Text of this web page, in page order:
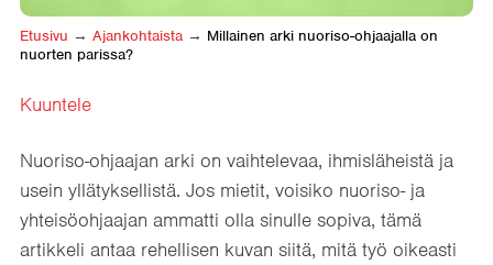
Etusivu → Ajankohtaista → Millainen arki nuoriso-ohjaajalla on
nuorten parissa?
Kuuntele
Nuoriso-ohjaajan arki on vaihtelevaa, ihmisläheistä ja
usein yllätyksellistä. Jos mietit, voisiko nuoriso- ja
yhteisöohjaajan ammatti olla sinulle sopiva, tämä
artikkeli antaa rehellisen kuvan siitä, mitä työ oikeasti